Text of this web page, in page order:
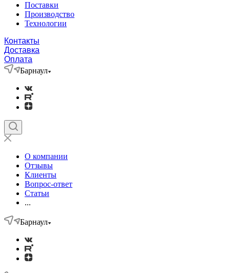
Поставки
Производство
Технологии
Контакты
Доставка
Оплата
Барнаул
О компании
Отзывы
Клиенты
Вопрос-ответ
Статьи
...
Барнаул